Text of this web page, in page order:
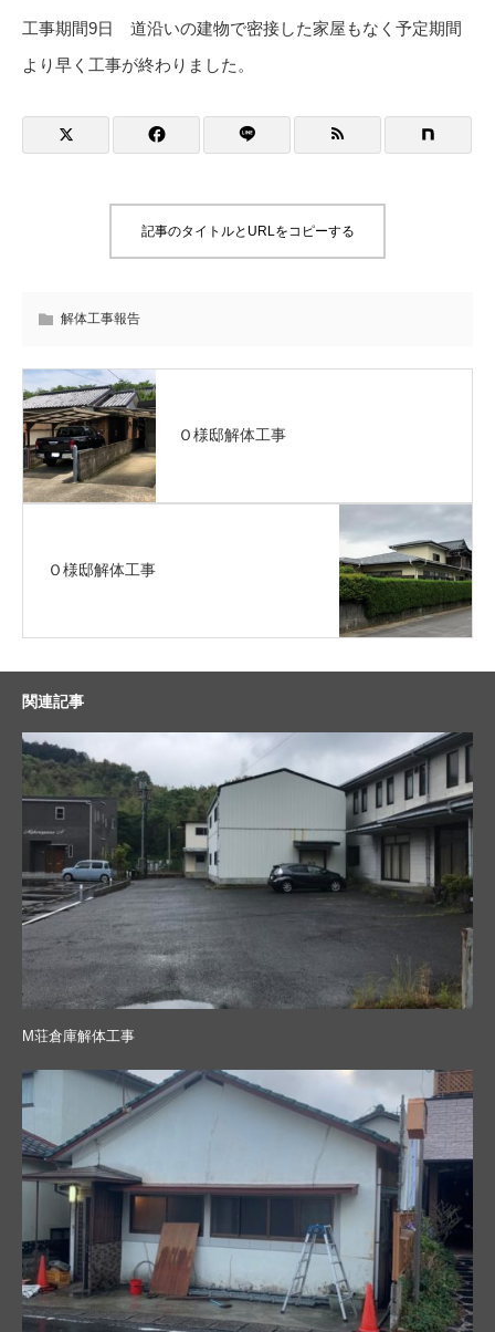
工事期間9日 道沿いの建物で密接した家屋もなく予定期間
より早く工事が終わりました。
記事のタイトルとURLをコピーする
解体工事報告
Ｏ様邸解体工事
Ｏ様邸解体工事
関連記事
M荘倉庫解体工事